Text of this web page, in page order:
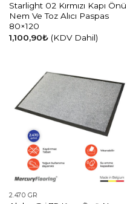
Starlight 02 Kırmızı Kapı Önü
Nem Ve Toz Alıcı Paspas
80×120
1,100,90₺ (KDV Dahil)
2.470 GR